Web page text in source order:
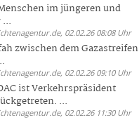
im jüngeren und
02.02.26 08:08 Uhr
zwischen dem Gazastreifen
02.02.26 09:10 Uhr
ist Verkehrspräsident
...
02.02.26 11:30 Uhr